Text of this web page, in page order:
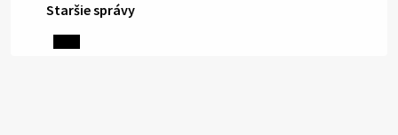
3. augusta 2026 08:45
Staršie správy